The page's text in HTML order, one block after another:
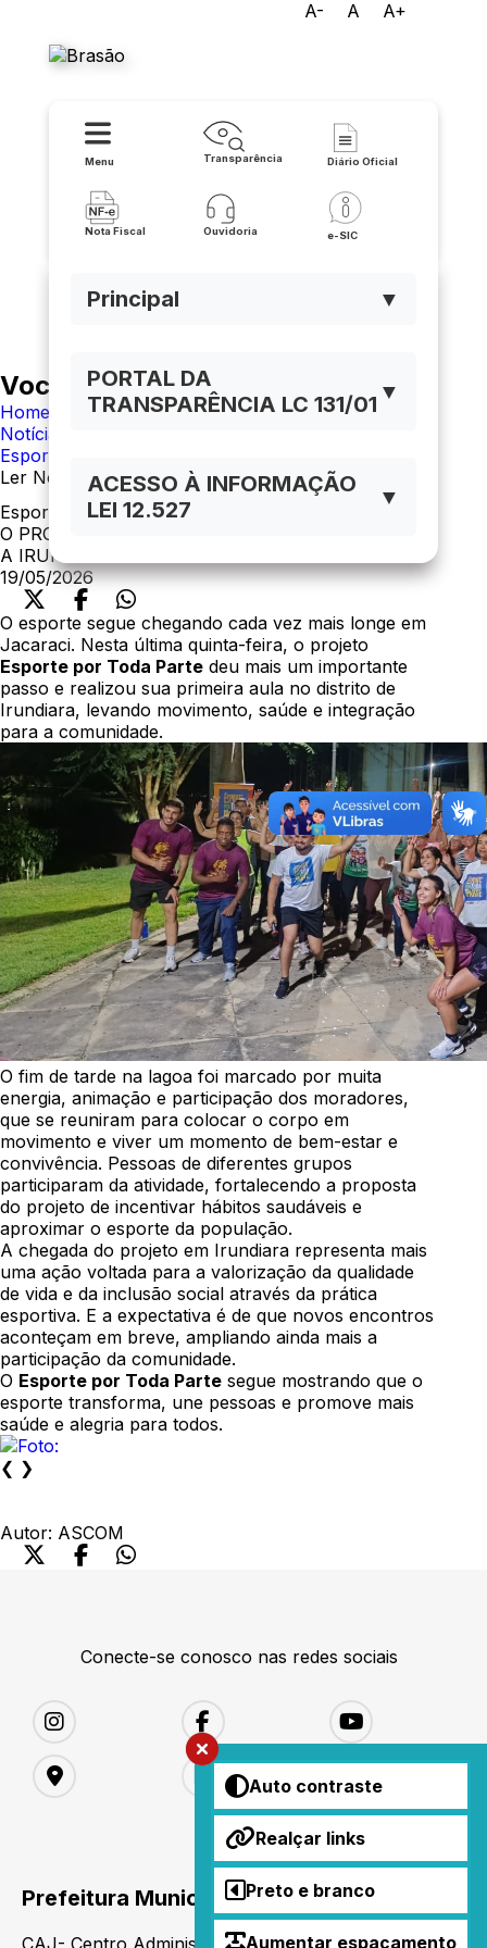
A- A A+
Menu Transparência Diário Oficial
Nota Fiscal Ouvidoria e-SIC
Principal ▼
PORTAL DA
TRANSPARÊNCIA LC 131/01 ▼
ACESSO À INFORMAÇÃO
LEI 12.527
▼
Auto contraste
Realçar links
Preto e branco
Aumentar espaçamento
Você está navegando em:
Home
Notícias
Esporte
Ler Notícia
Esporte
O PROJETO ESPORTE POR TODA PARTE CHEGA
A IRUNDIARA
19/05/2026
O esporte segue chegando cada vez mais longe em
Jacaraci. Nesta última quinta-feira, o projeto
Esporte por Toda Parte deu mais um importante
passo e realizou sua primeira aula no distrito de
Irundiara, levando movimento, saúde e integração
para a comunidade.
O fim de tarde na lagoa foi marcado por muita
energia, animação e participação dos moradores,
que se reuniram para colocar o corpo em
movimento e viver um momento de bem-estar e
convivência. Pessoas de diferentes grupos
participaram da atividade, fortalecendo a proposta
do projeto de incentivar hábitos saudáveis e
aproximar o esporte da população.
A chegada do projeto em Irundiara representa mais
uma ação voltada para a valorização da qualidade
de vida e da inclusão social através da prática
esportiva. E a expectativa é de que novos encontros
aconteçam em breve, ampliando ainda mais a
participação da comunidade.
O Esporte por Toda Parte segue mostrando que o
esporte transforma, une pessoas e promove mais
saúde e alegria para todos.
❮ ❯
Autor: ASCOM
Conecte-se conosco nas redes sociais
Prefeitura Municipal de Jacaraci - Bahia
CAJ- Centro Administrativo de Jacaraci - Av.